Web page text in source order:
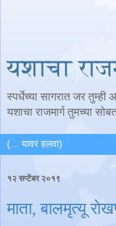
यशाचा
स्पर्धेच्या सागरात जर
यशाचा राजमार्ग तुमच्या
१२ सप्टेंबर २०१९
माता, बालमृत्यू